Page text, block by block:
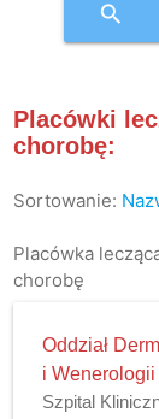
search
Placówki
chorobę:
Sortowanie:
Placówka
chorobę
Oddział
i Wenerologii
Szpital